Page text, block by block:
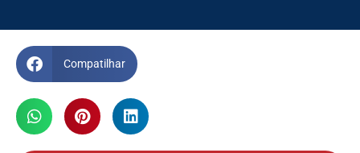
Compatilhar